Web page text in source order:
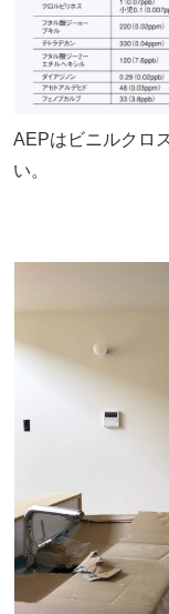
AEPはビニルクロ
い。